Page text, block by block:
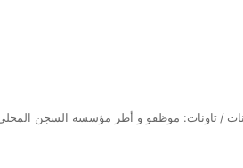
/ تاونات: موظفو و أطر مؤسسة السجن المحلي